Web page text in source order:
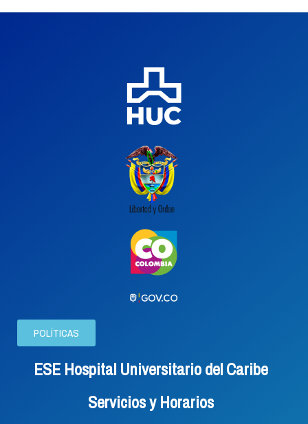
POLÍTICAS
ESE Hospital Universitario del Caribe
Servicios y Horarios